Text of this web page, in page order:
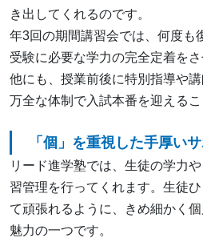
き出してくれるのです。
年3回の期間講習会では、何度も
受験に必要な学力の完全定着をさ
他にも、授業前後に特別指導や講
万全な体制で入試本番を迎えるこ
「個」を重視した手厚い
リード進学塾では、生徒の学力
習管理を行ってくれます。生徒
て頑張れるように、きめ細かく
魅力の一つです。